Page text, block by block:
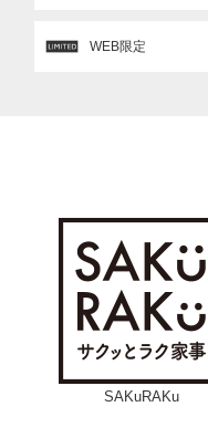
WEB限定
SAKuRAKu